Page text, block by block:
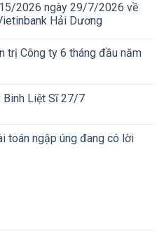
2026 ngày 29/7/2026 về
Hải Dương
trị Công ty 6 tháng đầu năm
Binh Liệt Sĩ 27/7
toán ngập úng đang có lời